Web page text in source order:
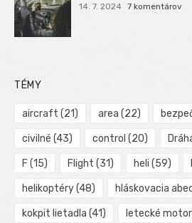
14. 7. 2024 7 komentárov
TÉMY
aircraft (21) area (22)
civilné (43) control (20)
F (15) Flight (31) heli (59)
helikoptéry(48) hláskovacia
kokpit lietadla (41) letecké